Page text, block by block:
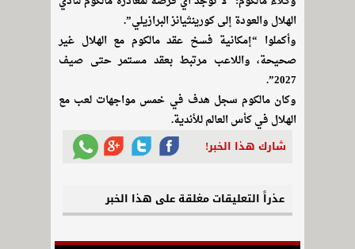
الهلال والعودة إلى كورينثيانز البرازيلي”.
وأكملوا “إمكانية فسخ عقد مالكوم مع الهلال غير
صحيحة، واللاعب مرتبط بعقد مستمر حتى صيف
2027”.
وكان مالكوم سجل هدف في خمس مواجهات لعب مع
الهلال في كأس العالم للأندية.
شارك هذا الخبر!
عذراً التعليقات مغلقة على هذا الخبر